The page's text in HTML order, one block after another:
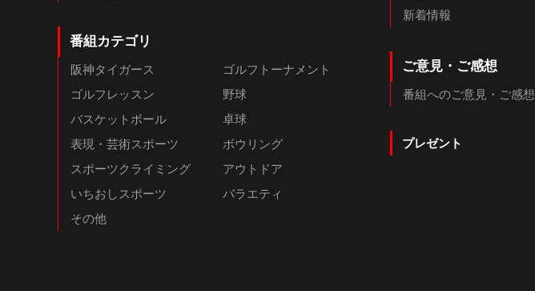
番組カテゴリ
阪神タイガース
ゴルフトーナメント
ゴルフレッスン
野球
バスケットボール
卓球
表現・芸術スポーツ
ボウリング
スポーツクライミング
アウトドア
いちおしスポーツ
バラエティ
その他
新着情報
ご意見・ご感想
番組へのご意見・ご感想
プレゼント